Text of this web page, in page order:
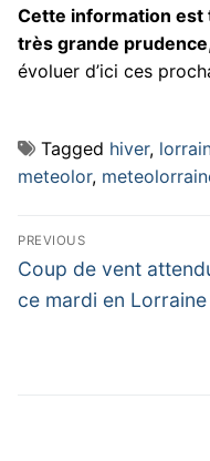
Cette information est
très grande prudence
évoluer d’ici ces
Tagged hiver,
meteolor,
Navigation
de
l’article
PREVIOUS
Previous
post:
Coup de vent
ce mardi en Lorraine